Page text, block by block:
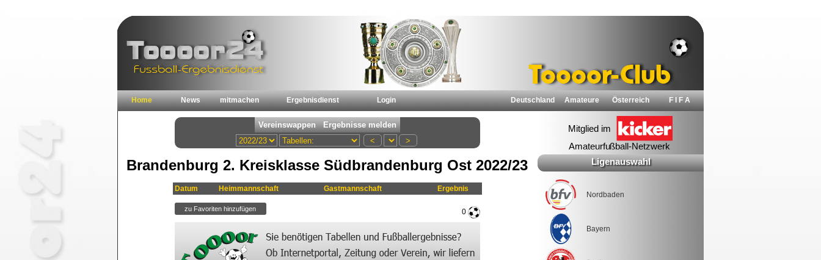
Home News mitmachen Ergebnisdienst Login Deutschland Amateure Österreich F I F A
Brandenburg 2. Kreisklasse Südbrandenburg Ost 2022/23
Datum Heimmannschaft Gastmannschaft Ergebnis
0
Ligenauswahl
Nordbaden
Bayern